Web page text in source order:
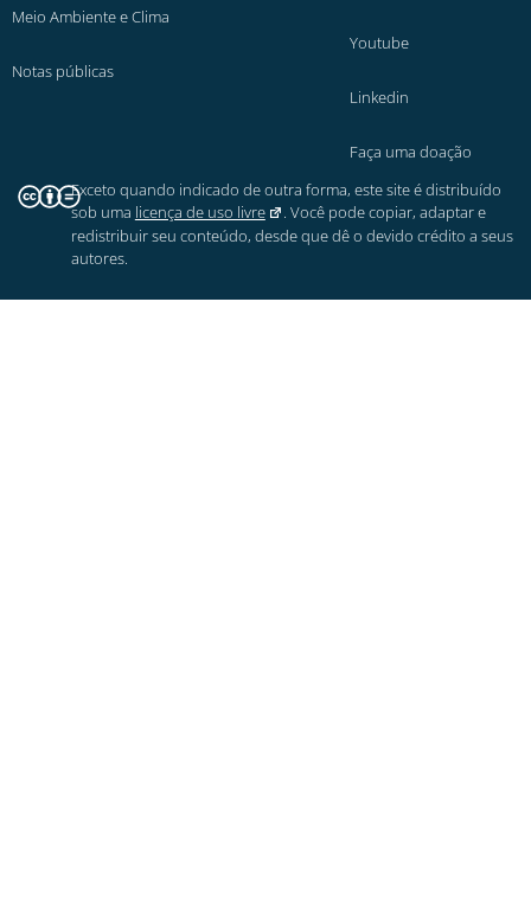
Meio Ambiente e Clima
Notas públicas
Youtube
Linkedin
Faça uma doação
Exceto quando indicado de outra forma, este site é distribuído
sob uma licença de uso livre
. Você pode copiar, adaptar e
redistribuir seu conteúdo, desde que dê o devido crédito a seus
autores.